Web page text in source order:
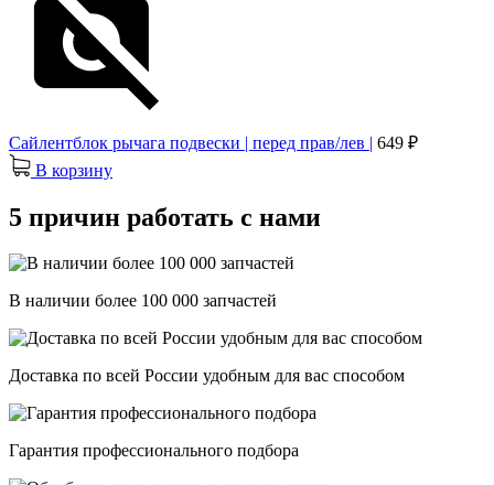
Сайлентблок рычага подвески | перед прав/лев | 649 ₽
В корзину
5 причин работать с нами
В наличии более 100 000 запчастей
Доставка по всей России удобным для вас способом
Гарантия профессионального подбора